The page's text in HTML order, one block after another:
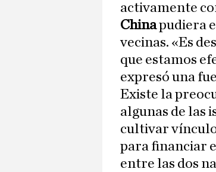
activamente
Chinapudiera
vecinas. «Es
que estamos
expresó una
Existe la
algunas de las
cultivar
para financiar
entre las dos